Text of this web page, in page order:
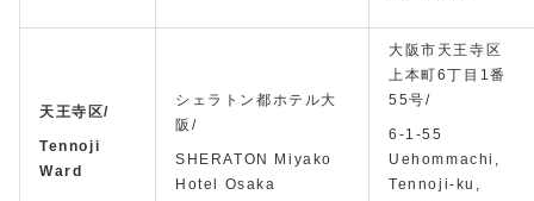
天王寺区/
Tennoji
Ward
シェラトン都ホテル大
阪/
SHERATON Miyako
Hotel Osaka
大阪市天王寺区
上本町6丁目1番
55号/
6-1-55
Uehommachi,
Tennoji-ku,